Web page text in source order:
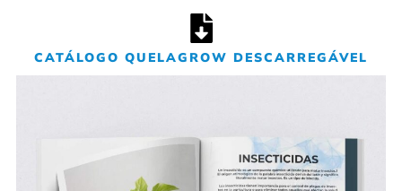
CATÁLOGO QUELAGROW DESCARREGÁVEL